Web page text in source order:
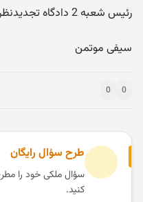
رئیس شعبه 2 دادگاه تجدیدنظر استان تهران مستشار دادگاه
سیفی موتمن
0
0
طرح سؤال رایگان
سؤال ملکی خود را
کنید.